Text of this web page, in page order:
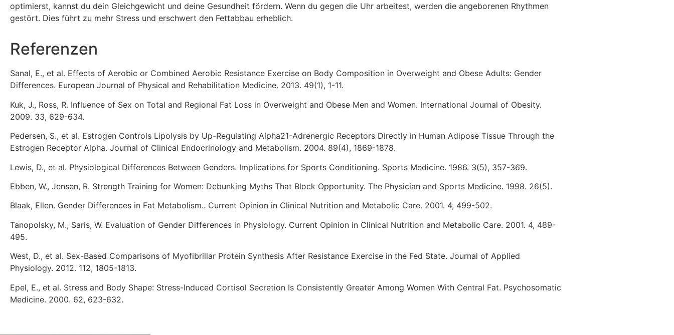
optimierst, kannst du dein Gleichgewicht und deine Gesundheit fördern. Wenn du gegen die Uhr arbeitest, werden die angeborenen Rhythmen
gestört. Dies führt zu mehr Stress und erschwert den Fettabbau erheblich.
Referenzen
Sanal, E., et al. Effects of Aerobic or Combined Aerobic Resistance Exercise on Body Composition in Overweight and Obese Adults: Gender
Differences. European Journal of Physical and Rehabilitation Medicine. 2013. 49(1), 1-11.
Kuk, J., Ross, R. Influence of Sex on Total and Regional Fat Loss in Overweight and Obese Men and Women. International Journal of Obesity.
2009. 33, 629-634.
Pedersen, S., et al. Estrogen Controls Lipolysis by Up-Regulating Alpha21-Adrenergic Receptors Directly in Human Adipose Tissue Through the
Estrogen Receptor Alpha. Journal of Clinical Endocrinology and Metabolism. 2004. 89(4), 1869-1878.
Lewis, D., et al. Physiological Differences Between Genders. Implications for Sports Conditioning. Sports Medicine. 1986. 3(5), 357-369.
Ebben, W., Jensen, R. Strength Training for Women: Debunking Myths That Block Opportunity. The Physician and Sports Medicine. 1998. 26(5).
Blaak, Ellen. Gender Differences in Fat Metabolism.. Current Opinion in Clinical Nutrition and Metabolic Care. 2001. 4, 499-502.
Tanopolsky, M., Saris, W. Evaluation of Gender Differences in Physiology. Current Opinion in Clinical Nutrition and Metabolic Care. 2001. 4, 489-
495.
West, D., et al. Sex-Based Comparisons of Myofibrillar Protein Synthesis After Resistance Exercise in the Fed State. Journal of Applied
Physiology. 2012. 112, 1805-1813.
Epel, E., et al. Stress and Body Shape: Stress-Induced Cortisol Secretion Is Consistently Greater Among Women With Central Fat. Psychosomatic
Medicine. 2000. 62, 623-632.